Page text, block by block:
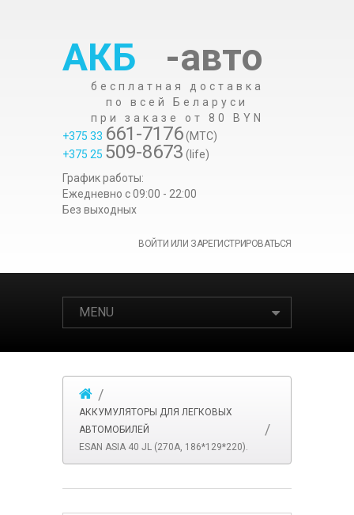
АКБ -авто
бесплатная доставка
по всей Беларуси
при заказе от 80 BYN
+375 33 661-7176(МТС)
+375 25 509-8673 (life)
График работы:
Ежедневно c 09:00 - 22:00
Без выходных
ВОЙТИ ИЛИ ЗАРЕГИСТРИРОВАТЬСЯ
MENU
АККУМУЛЯТОРЫ ДЛЯ ЛЕГКОВЫХ
АВТОМОБИЛЕЙ
ESAN ASIA 40 JL (270A, 186*129*220).